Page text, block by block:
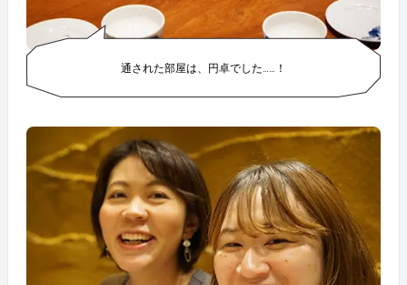
bsp; －－－－－－－－－－－－－－－－－－－－－－
－－－－－－－－－－ &nbsp; コピーライターの飲み
会、追体験していただけましたでしょうか？ ながーい
乾杯の挨拶も、お酒の注ぎ合いも、芸もサプライズも
わってゆく、 そんな飲み会でございました。 コピー
みてください。来るかどうかは分かりません。 &nbsp;
&nbsp;
通された部屋は、円卓でした……！